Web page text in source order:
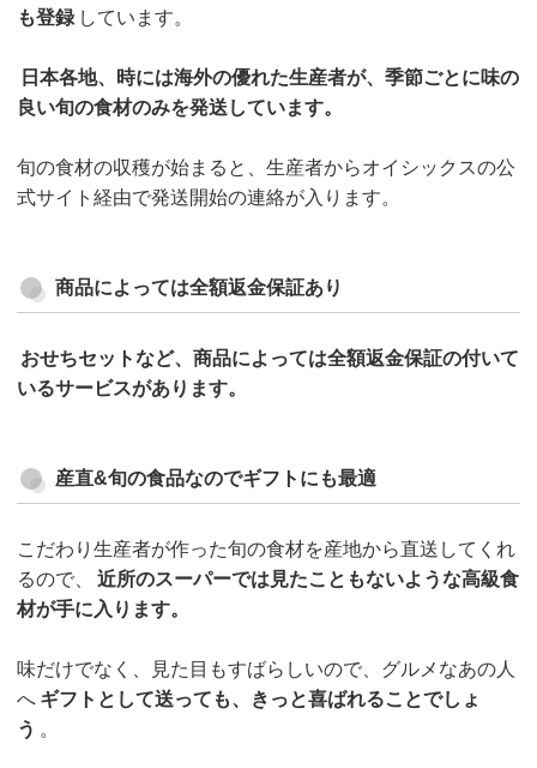
も登録 しています。
日本各地、時には海外の優れた生産者が、季節ごとに味の
良い旬の食材のみを発送しています。
旬の食材の収穫が始まると、生産者からオイシックスの公
式サイト経由で発送開始の連絡が入ります。
商品によっては全額返金保証あり
おせちセットなど、商品によっては全額返金保証の付いて
いるサービスがあります。
産直&旬の食品なのでギフトにも最適
こだわり生産者が作った旬の食材を産地から直送してくれ
るので、
近所のスーパーでは見たこともないような高級食
材が手に入ります。
味だけでなく、見た目もすばらしいので、グルメなあの人
へ ギフトとして送っても、きっと喜ばれることでしょ
う 。